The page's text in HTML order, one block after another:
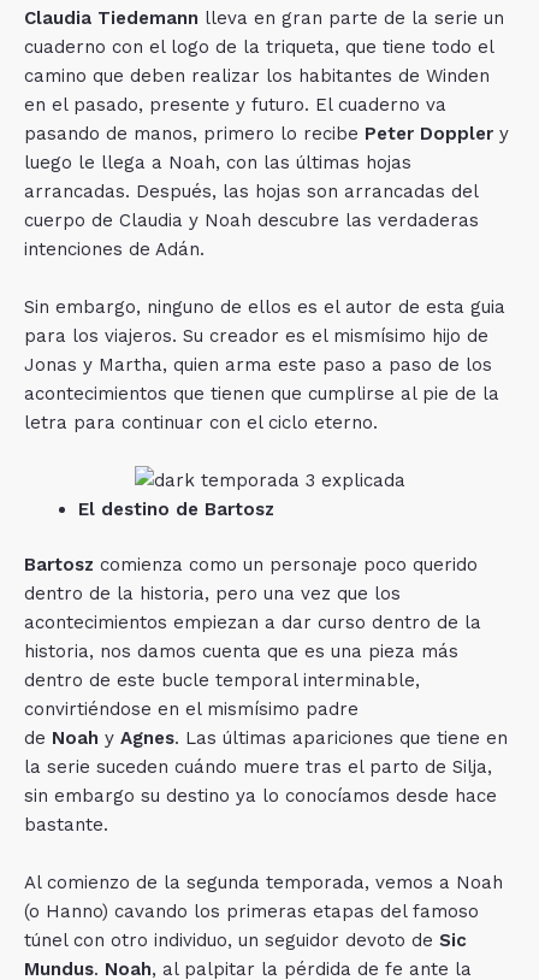
Claudia Tiedemann lleva en gran parte de la serie un
cuaderno con el logo de la triqueta, que tiene todo el
camino que deben realizar los habitantes de Winden
en el pasado, presente y futuro. El cuaderno va
pasando de manos, primero lo recibe Peter Doppler y
luego le llega a Noah, con las últimas hojas
arrancadas. Después, las hojas son arrancadas del
cuerpo de Claudia y Noah descubre las verdaderas
intenciones de Adán.
Sin embargo, ninguno de ellos es el autor de esta guia
para los viajeros. Su creador es el mismísimo hijo de
Jonas y Martha, quien arma este paso a paso de los
acontecimientos que tienen que cumplirse al pie de la
letra para continuar con el ciclo eterno.
El destino de Bartosz
Bartosz comienza como un personaje poco querido
dentro de la historia, pero una vez que los
acontecimientos empiezan a dar curso dentro de la
historia, nos damos cuenta que es una pieza más
dentro de este bucle temporal interminable,
convirtiéndose en el mismísimo padre
de Noah y Agnes. Las últimas apariciones que tiene en
la serie suceden cuándo muere tras el parto de Silja,
sin embargo su destino ya lo conocíamos desde hace
bastante.
Al comienzo de la segunda temporada, vemos a Noah
(o Hanno) cavando los primeras etapas del famoso
túnel con otro individuo, un seguidor devoto de Sic
Mundus. Noah, al palpitar la pérdida de fe ante la